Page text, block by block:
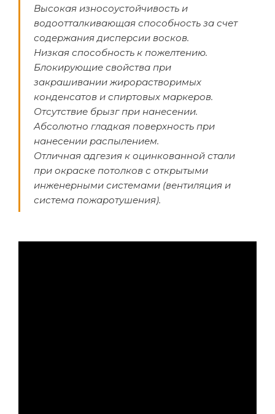
Высокая износоустойчивость и
водоотталкивающая способность за счет
содержания дисперсии восков.
Низкая способность к пожелтению.
Блокирующие свойства при
закрашивании жирорастворимых
конденсатов и спиртовых маркеров.
Отсутствие брызг при нанесении.
Абсолютно гладкая поверхность при
нанесении распылением.
Отличная адгезия к оцинкованной стали
при окраске потолков с открытыми
инженерными системами (вентиляция и
система пожаротушения).